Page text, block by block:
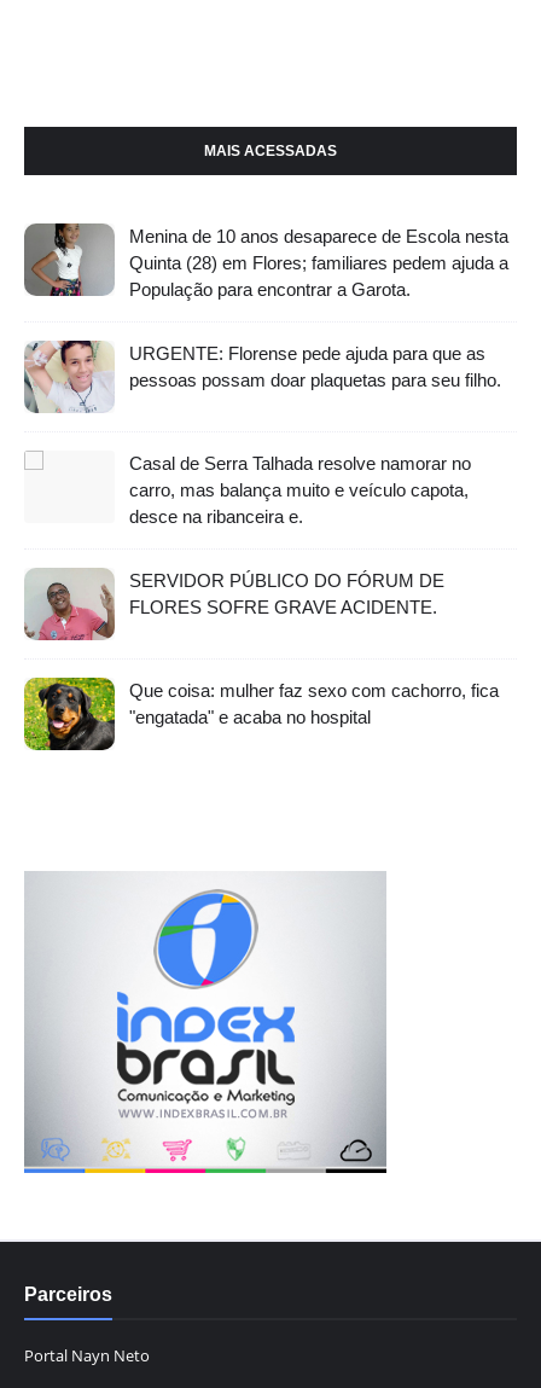
MAIS ACESSADAS
Menina de 10 anos desaparece de Escola nesta
Quinta (28) em Flores; familiares pedem ajuda a
População para encontrar a Garota.
URGENTE: Florense pede ajuda para que as
pessoas possam doar plaquetas para seu filho.
Casal de Serra Talhada resolve namorar no
carro, mas balança muito e veículo capota,
desce na ribanceira e.
SERVIDOR PÚBLICO DO FÓRUM DE
FLORES SOFRE GRAVE ACIDENTE.
Que coisa: mulher faz sexo com cachorro, fica
"engatada" e acaba no hospital
Parceiros
Portal Nayn Neto